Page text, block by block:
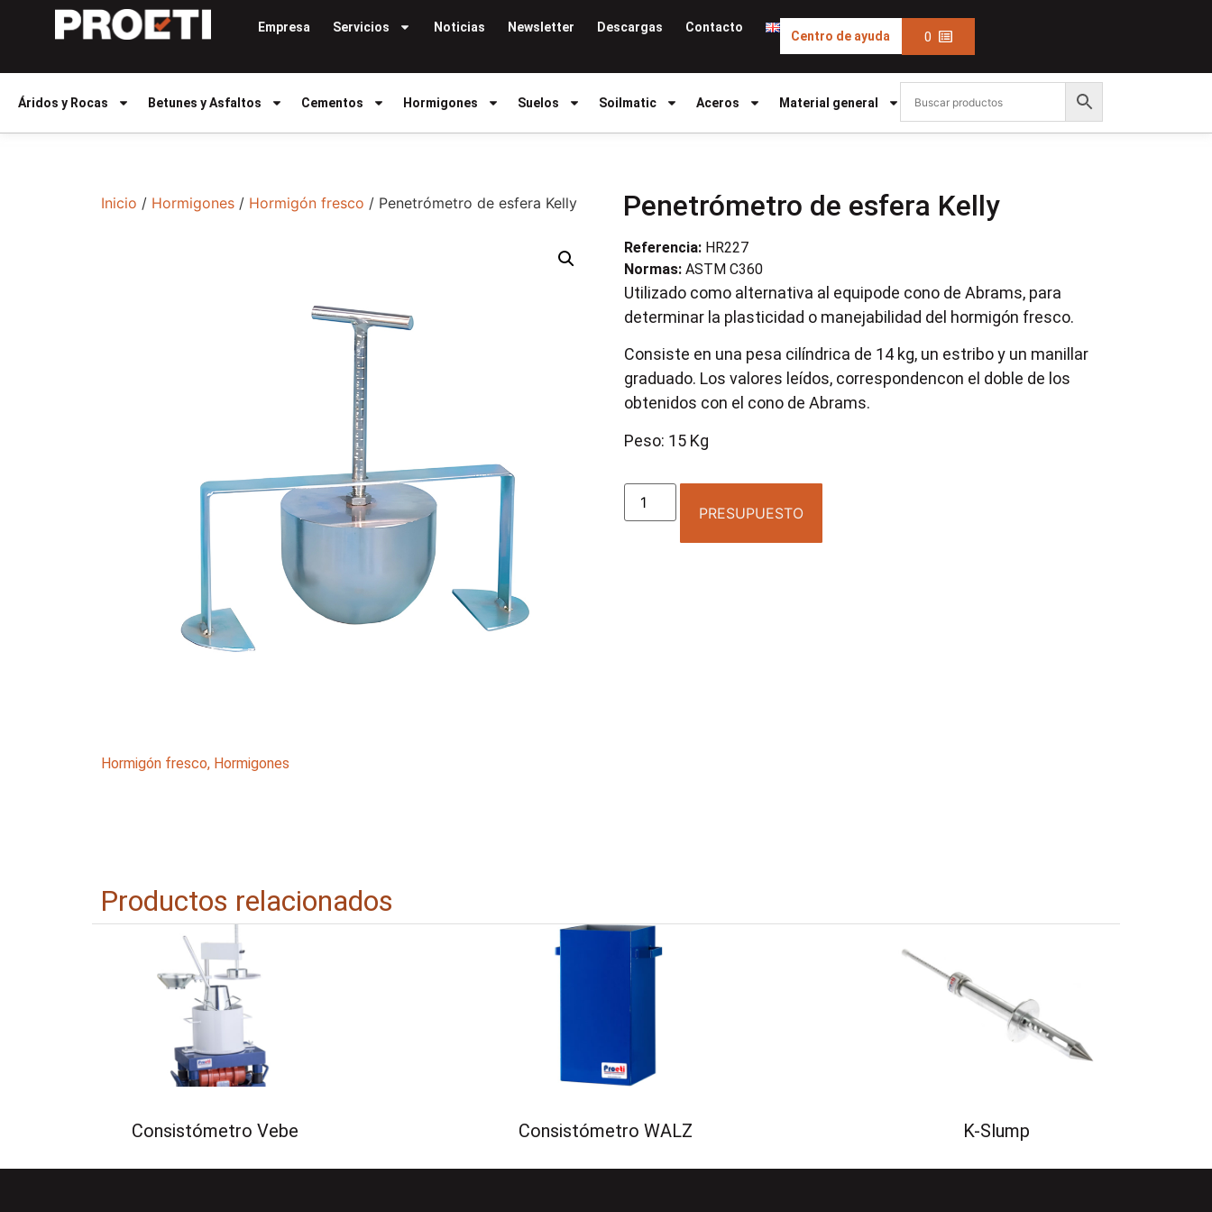
Empresa Servicios Noticias Newsletter Descargas Contacto
Centro de ayuda 0
Áridos y Rocas Betunes y Asfaltos Cementos Hormigones Suelos Soilmatic Aceros Material general
Inicio / Hormigones / Hormigón fresco / Penetrómetro de esfera Kelly
Hormigón fresco, Hormigones
Penetrómetro de esfera Kelly
Referencia: HR227
Normas: ASTM C360
Utilizado como alternativa al equipode cono de Abrams, para
determinar la plasticidad o manejabilidad del hormigón fresco.
Consiste en una pesa cilíndrica de 14 kg, un estribo y un manillar
graduado. Los valores leídos, correspondencon el doble de los
obtenidos con el cono de Abrams.
Peso: 15 Kg
PRESUPUESTO
Productos relacionados
Consistómetro Vebe Consistómetro WALZ K-Slump